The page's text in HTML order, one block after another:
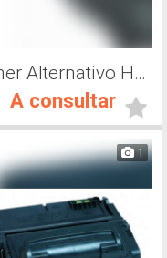
Toner Alternativo Hp Q5945A, Toner Impresora Láser
A consultar
1